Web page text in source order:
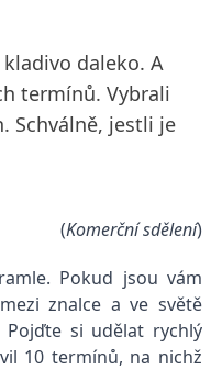
daleko. A
termínů. Vybrali
Schválně, jestli je
(Komerční sdělení)
Pokud jsou vám
znalce a ve světě
si udělat rychlý
10 termínů, na nichž